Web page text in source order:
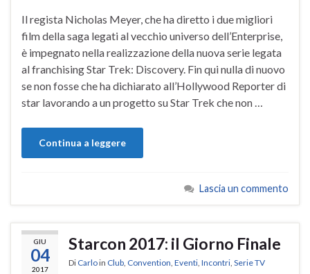
Il regista Nicholas Meyer, che ha diretto i due migliori
film della saga legati al vecchio universo dell’Enterprise,
è impegnato nella realizzazione della nuova serie legata
al franchising Star Trek: Discovery. Fin qui nulla di nuovo
se non fosse che ha dichiarato all’Hollywood Reporter di
star lavorando a un progetto su Star Trek che non …
Continua a leggere
Lascia un commento
GIU
04
2017
Starcon 2017: il Giorno Finale
Di Carloin Club Convention Eventi Incontri Serie TV